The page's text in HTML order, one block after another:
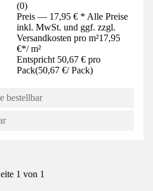
(0)
Preis — 17,95 € * Alle Preise
inkl. MwSt. und ggf. zzgl.
Versandkosten pro m²17,95
€*/ m²
Entspricht 50,67 € pro
Pack(50,67 €/ Pack)
bestellbar
1 von 1